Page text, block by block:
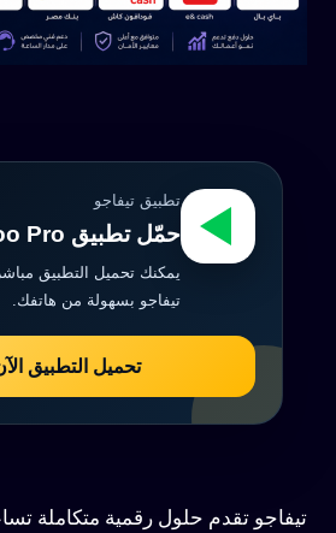
تطبيق تيفاجو
حمّل تطبيق Tefagoo Pro الآن
يمكنك تحميل التطبيق
تيفاجو بسهولة من هاتفك.
تحميل التطبيق
تيفاجو تقدم حلول رقمية متكاملة